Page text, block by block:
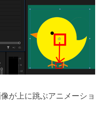
が上に跳ぶアニメーショ